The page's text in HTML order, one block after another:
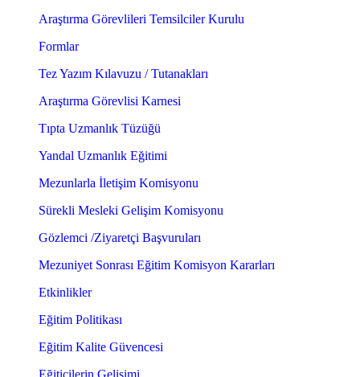
Araştırma Görevlileri Temsilciler Kurulu
Formlar
Tez Yazım Kılavuzu / Tutanakları
Araştırma Görevlisi Karnesi
Tıpta Uzmanlık Tüzüğü
Yandal Uzmanlık Eğitimi
Mezunlarla İletişim Komisyonu
Sürekli Mesleki Gelişim Komisyonu
Gözlemci /Ziyaretçi Başvuruları
Mezuniyet Sonrası Eğitim Komisyon Kararları
Etkinlikler
Eğitim Politikası
Eğitim Kalite Güvencesi